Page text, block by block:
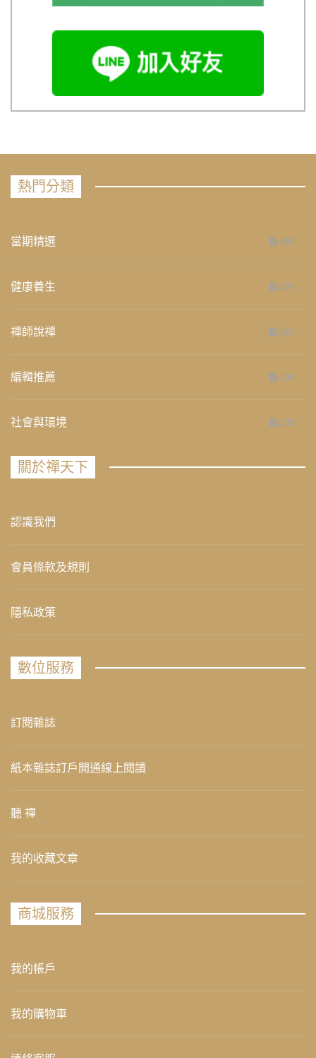
熱門分類
當期精選 658
健康養生 276
禪師說禪 267
編輯推薦 236
社會與環境 235
關於禪天下
認識我們
會員條款及規則
隱私政策
數位服務
訂閱雜誌
紙本雜誌訂戶開通線上閱讀
聽 禪
我的收藏文章
商城服務
我的帳戶
我的購物車